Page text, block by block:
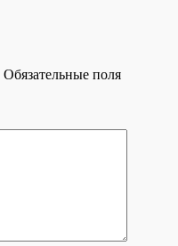
Обязательные поля